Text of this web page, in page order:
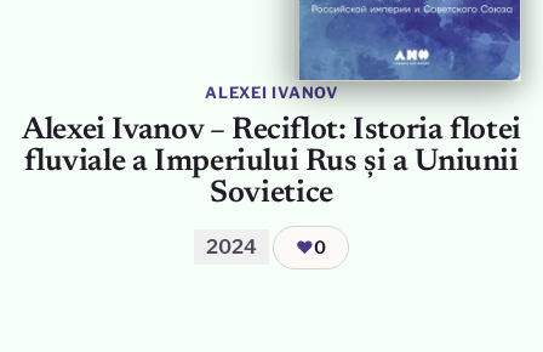
ALEXEI IVANOV
Alexei Ivanov – Reciflot: Istoria flotei
fluviale a Imperiului Rus și a Uniunii
Sovietice
2024 ❤0